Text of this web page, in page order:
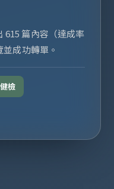
615 篇內容（達成率
成功轉單。
檢